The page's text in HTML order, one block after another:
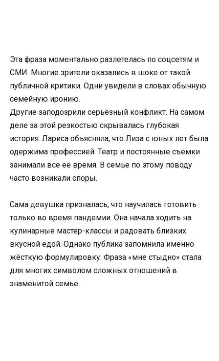
Эта фраза моментально разлетелась по соцсетям и
СМИ. Многие зрители оказались в шоке от такой
публичной критики. Одни увидели в словах обычную
семейную иронию.
Другие заподозрили серьёзный конфликт. На самом
деле за этой резкостью скрывалась глубокая
история. Лариса объясняла, что Лиза с юных лет была
одержима профессией. Театр и постоянные съёмки
занимали всё её время. В семье по этому поводу
часто возникали споры.
Сама девушка призналась, что научилась готовить
только во время пандемии. Она начала ходить на
кулинарные мастер-классы и радовать близких
вкусной едой. Однако публика запомнила именно
жёсткую формулировку. Фраза «мне стыдно» стала
для многих символом сложных отношений в
знаменитой семье.